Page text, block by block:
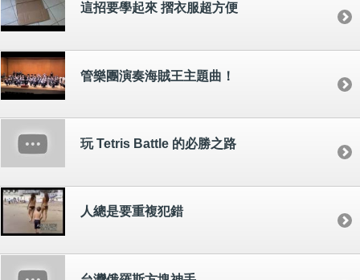
這招要學起來 摺衣服超方便
管樂團演奏海賊王主題曲！
玩 Tetris Battle 的必勝之路
人總是要重複犯錯